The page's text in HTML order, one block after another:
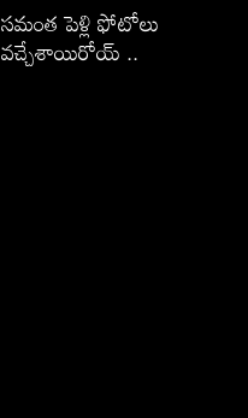
సమంత పెళ్లి ఫోటోలు
వచ్చేశాయిరోయ్ ..